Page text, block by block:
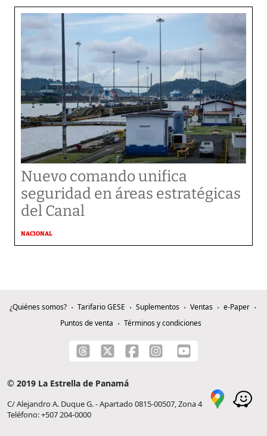
Nuevo comando unifica
seguridad en áreas estratégicas
del Canal
NACIONAL
¿Quiénes somos? Tarifario GESE Suplementos Ventas
e-Paper
Puntos de venta
Términos y condiciones
© 2019 La Estrella de Panamá
C/ Alejandro A. Duque G. - Apartado 0815-00507, Zona 4
Teléfono: +507 204-0000